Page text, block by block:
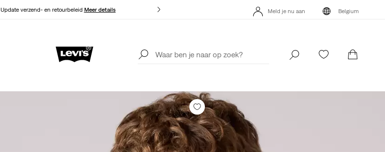
Update verzend- en retourbeleid Meer details
Levi's App. Het beste van Levi’s®, speciaal voor jou op maat gemaakt.
Meer details
Meld je nu aan Belgium
Update verzend- en retourbeleidMeer details
Levi's App. Het beste van Levi’s®, speciaal voor jou op maat gemaakt.
Meld je nu aan